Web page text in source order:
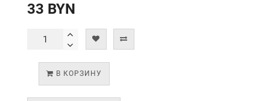
33 BYN
В КОРЗИНУ